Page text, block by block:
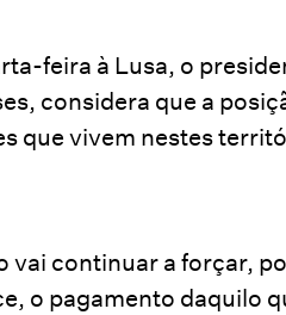
feira à Lusa, o
considera que a
que vivem nestes
vai continuar a forçar,
o pagamento daquilo